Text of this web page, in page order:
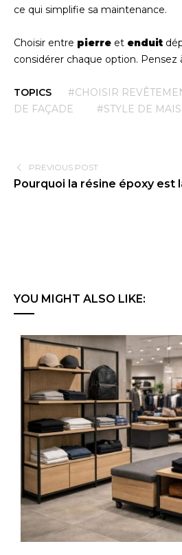
ce qui simplifie sa maintenance.
Choisir entre pierre et enduit
considérer chaque option. Pensez
TOPICS #CHOISIR
DE FAÇADE
#STYLE DE
PREVIOUS POST
Pourquoi la résine époxy est
YOU MIGHT ALSO LIKE: